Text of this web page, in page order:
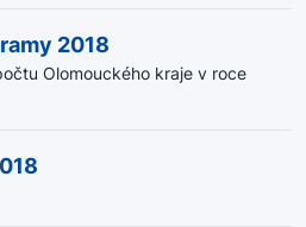
2018
Olomouckého kraje v roce